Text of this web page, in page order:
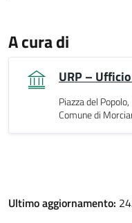
A cura di
URP –
Piazza del Popolo,
Comune di
Ultimo aggiornamento: